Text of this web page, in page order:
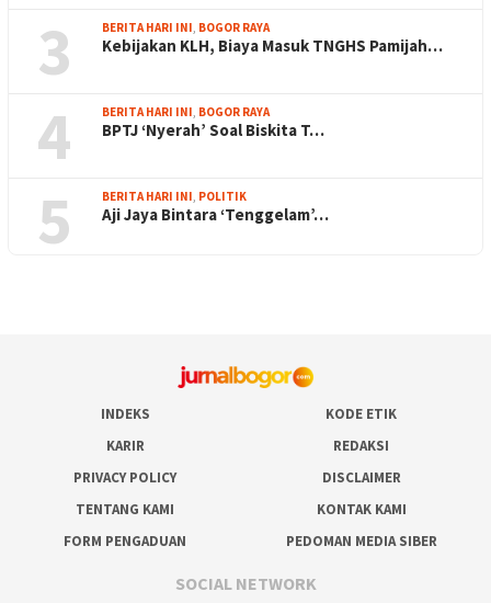
3 BERITA HARI INI, BOGOR RAYA
Kebijakan KLH, Biaya Masuk TNGHS Pamijah…
4 BERITA HARI INI, BOGOR RAYA
BPTJ ‘Nyerah’ Soal Biskita T…
5 BERITA HARI INI, POLITIK
Aji Jaya Bintara ‘Tenggelam’…
INDEKS
KODE ETIK
KARIR
REDAKSI
PRIVACY POLICY
DISCLAIMER
TENTANG KAMI
KONTAK KAMI
FORM PENGADUAN
PEDOMAN MEDIA SIBER
SOCIAL NETWORK